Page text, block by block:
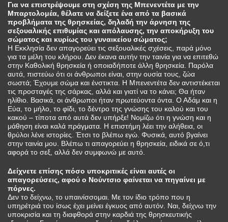
Για να επιστρέψουμε στη σχέση της Μπενεντέτα με την
Μπαρτολομέα, θέλατε να δείξετε ένα από τα βασικά
προβλήματα της θρησκείας, δηλαδή την άρνηση της
σεξουαλικής επιθυμίας και απόλαυσης, την αποκήρυξη του
σώματος και κυρίως του γυναικείου σώματος;
Η Εκκλησία δεν απαγορεύει τις σεξουαλικές σχέσεις, παρά μόνο
για τα μέλη του κλήρου. Δεν έκανα αυτήν την ταινία για να επιτεθώ
στην Καθολική θρησκεία ή οποιαδήποτε άλλη θρησκεία. Παρόλα
αυτά, πιστεύω ότι οι άνθρωποι είναι, στην ουσία τους, ζώα
σωστά; Έχουμε σώμα και ένστικτα. Η Μπενεντέτα δεν αντιστέκεται
τις προσταγές της σάρκας, αλλά και γιατί να το κάνει; Θα ήταν
ηλίθιο. Βασικά, οι άνθρωποι ήταν πρωτεύοντα όντα. Ο Αδάμ και η
Εύα, το μήλο, το φίδι, το δέντρο της γνώσης του καλού και του
κακού – τίποτα από αυτά δεν υπήρξε! Νομίζω ότι η γνώση και η
μάθηση είναι καλά πράγματα. Η επιστήμη λέει την αλήθεια, οι
θρύλοι λένε ιστορίες. Έτσι το βλέπω εγώ. Φυσικά, αυτό βγαίνει
στην ταινία μου. Βλέπω τι απαγορεύει η θρησκεία, ειδικά σε ό,τι
αφορά το σεξ, αλλά δεν συμφωνώ με αυτό.
Δείχνετε επίσης πόσο υποκριτικές είναι αυτές οι
απαγορεύσεις, αφού ο Νούντσιο φαίνεται να πηγαίνει με
πόρνες.
Δεν το δείχνω, το υπαινίσσομαι. Με τον ίδιο τρόπο που η
υπηρέτριά του ίσως έχει μείνει έγκυος από αυτόν. Ναι, δείχνω την
υποκρισία και τη διαφθορά στην καρδιά της θρησκευτικής